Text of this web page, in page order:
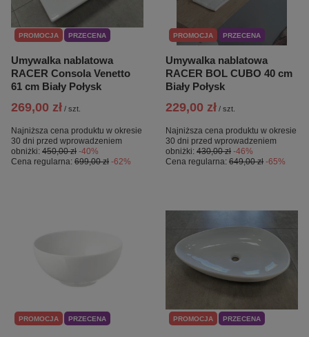
PROMOCJA PRZECENA
Umywalka nablatowa
RACER Consola Venetto
61 cm Biały Połysk
269,00 zł / szt.
Najniższa cena produktu w okresie
30 dni przed wprowadzeniem
obniżki: 450,00 zł -40%
Cena regularna: 699,00 zł -62%
PROMOCJA PRZECENA
Umywalka nablatowa
RACER BOL CUBO 40 cm
Biały Połysk
229,00 zł / szt.
Najniższa cena produktu w okresie
30 dni przed wprowadzeniem
obniżki: 430,00 zł -46%
Cena regularna: 649,00 zł -65%
PROMOCJA PRZECENA PROMOCJA PRZECENA